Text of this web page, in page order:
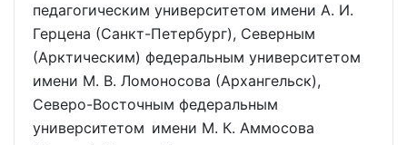
педагогическим университетом имени А. И.
Герцена (Санкт-Петербург), Северным
(Арктическим) федеральным университетом
имени М. В. Ломоносова (Архангельск),
Северо-Восточным федеральным
университетом имени М. К. Аммосова